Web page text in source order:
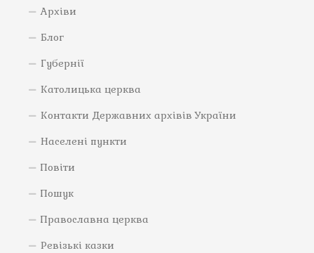
Архіви
Блог
Губернії
Католицька церква
Контакти Державних архівів України
Населені пункти
Повіти
Пошук
Православна церква
Ревізькі казки